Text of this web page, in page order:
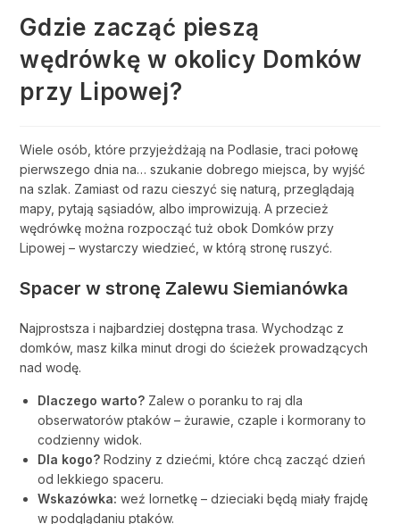
Gdzie zacząć pieszą
wędrówkę w okolicy Domków
przy Lipowej?
Wiele osób, które przyjeżdżają na Podlasie, traci połowę
pierwszego dnia na… szukanie dobrego miejsca, by wyjść
na szlak. Zamiast od razu cieszyć się naturą, przeglądają
mapy, pytają sąsiadów, albo improwizują. A przecież
wędrówkę można rozpocząć tuż obok Domków przy
Lipowej – wystarczy wiedzieć, w którą stronę ruszyć.
Spacer w stronę Zalewu Siemianówka
Najprostsza i najbardziej dostępna trasa. Wychodząc z
domków, masz kilka minut drogi do ścieżek prowadzących
nad wodę.
Dlaczego warto? Zalew o poranku to raj dla
obserwatorów ptaków – żurawie, czaple i kormorany to
codzienny widok.
Dla kogo? Rodziny z dziećmi, które chcą zacząć dzień
od lekkiego spaceru.
Wskazówka: weź lornetkę – dzieciaki będą miały frajdę
w podglądaniu ptaków.